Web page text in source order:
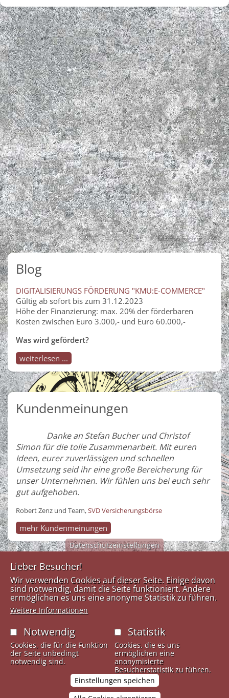
Blog
DIGITALISIERUNGS FÖRDERUNG "KMU:E-COMMERCE"
Gültig ab sofort bis zum 31.12.2023
Höhe der Finanzierung: max. 20% der förderbaren
Kosten zwischen Euro 3.000,- und Euro 60.000,-
Was wird gefördert?
weiterlesen ...
Kundenmeinungen
Danke an Stefan Bucher und Christof
Simon für die tolle Zusammenarbeit. Mit euren
Ideen, eurer zuverlässigen und schnellen
Umsetzung seid ihr eine große Bereicherung für
unser Unternehmen. Wir fühlen uns bei euch sehr
gut aufgehoben.
Robert Zenz und Team,SVD Versicherungsbörse
mehr Kundenmeinungen
Medien
Design
Werkstatt
6067 Absam
Österreich
Kontakt
Tel:+43
53723
53723-12
info@mdw.ag
Links
Anfahrtsplan
Impresssum
Datenschutzeinstellungen
Lieber Besucher!
Wir verwenden Cookies auf dieser Seite. Einige davon
sind notwendig, damit die Seite funktioniert. Andere
ermöglichen es uns eine anonyme Statistik zu führen.
Weitere Informationen
Notwendig
Cookies, die für die Funktion
der Seite unbedingt
notwendig sind.
Statistik
Cookies, die es uns
ermöglichen eine
anonymisierte
Besucherstatistik zu führen.
Einstellungen speichen